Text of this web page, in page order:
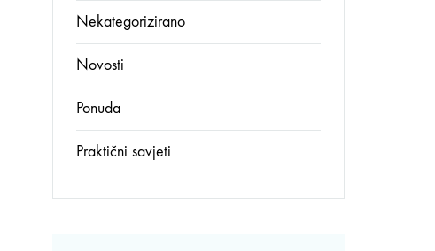
Nekategorizirano
Novosti
Ponuda
Praktični savjeti